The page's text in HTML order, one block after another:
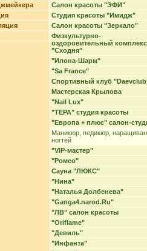
Салон красоты "ЭФИ"
Студия красоты "Имидж"
Салон красоты "Зеркало"
Физкультурно-
оздоровительный комплекс
"Сходня"
"Илона-Шарм"
"Sa France"
Спортивный клуб
Мастерская Крылова
"Nail Lux"
"ТЕРА" студия красоты
"Европа + плюс" салон-
Маникюр, педикюр,
ногтей
"VIP-мастер"
"Ромео"
Сауна "ЛЮКС"
"Нина"
"Наталья Долбенева"
"Ganga4.narod.Ru"
"ЛВ" салон красоты
"Oriflame"
"Девиль"
"Инфанта"